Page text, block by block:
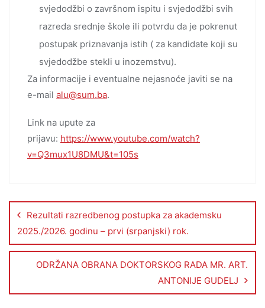
svjedodžbi o završnom ispitu i svjedodžbi svih
razreda srednje škole ili potvrdu da je pokrenut
postupak priznavanja istih ( za kandidate koji su
svjedodžbe stekli u inozemstvu).
Za informacije i eventualne nejasnoće javiti se na
e-mail alu@sum.ba.
Link na upute za
prijavu: https://www.youtube.com/watch?
v=Q3mux1U8DMU&t=105s
Rezultati razredbenog postupka za akademsku
2025./2026. godinu – prvi (srpanjski) rok.
ODRŽANA OBRANA DOKTORSKOG RADA MR. ART.
ANTONIJE GUDELJ